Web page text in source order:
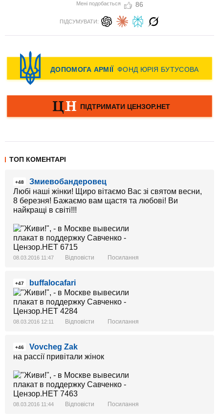
Мені подобається 86
ПІДСУМУВАТИ:
ТОП КОМЕНТАРІ
+48
Змиевобандеровец
Любі наші жінки! Щиро вітаємо Вас зі святом весни,
8 березня! Бажаємо вам щастя та любові! Ви
найкращі в світі!!!
08.03.2016 11:47 Відповісти Посилання
+47 buffalocafari
08.03.2016 12:11 Відповісти Посилання
+46
Vovcheg Zak
на рассії привітали жінок
08.03.2016 11:44 Відповісти Посилання